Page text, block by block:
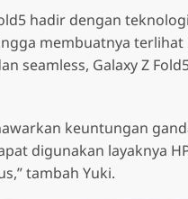
Samsung Galaxy A36 5G
Samsung Galaxy A37 5G
hadir dengan
membuatnya
seamless, Galaxy Z
keuntungan
digunakan layaknya
tambah Yuki.